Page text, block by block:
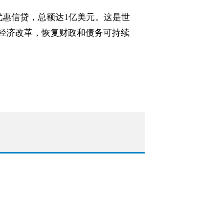
信贷，总额达1亿美元。这是世
济改革，恢复财政和债务可持续